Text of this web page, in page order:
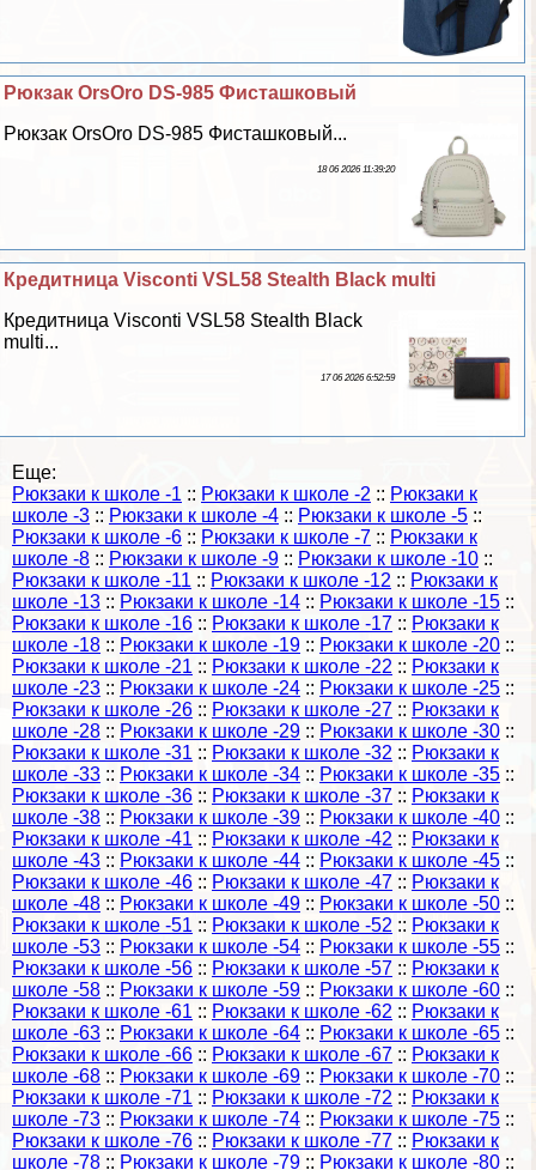
Рюкзак OrsOro DS-985 Фисташковый
Рюкзак OrsOro DS-985 Фисташковый...
18 06 2026 11:39:20
Кредитница Visconti VSL58 Stealth Black multi
Кредитница Visconti VSL58 Stealth Black
multi...
17 06 2026 6:52:59
Еще:
Рюкзаки к школе -1 :: Рюкзаки к школе -2 :: Рюкзаки к
школе -3 :: Рюкзаки к школе -4 :: Рюкзаки к школе -5 ::
Рюкзаки к школе -6 :: Рюкзаки к школе -7 :: Рюкзаки к
школе -8 :: Рюкзаки к школе -9 :: Рюкзаки к школе -10 ::
Рюкзаки к школе -11 :: Рюкзаки к школе -12 :: Рюкзаки к
школе -13 :: Рюкзаки к школе -14 :: Рюкзаки к школе -15 ::
Рюкзаки к школе -16 :: Рюкзаки к школе -17 :: Рюкзаки к
школе -18 :: Рюкзаки к школе -19 :: Рюкзаки к школе -20 ::
Рюкзаки к школе -21 :: Рюкзаки к школе -22 :: Рюкзаки к
школе -23 :: Рюкзаки к школе -24 :: Рюкзаки к школе -25 ::
Рюкзаки к школе -26 :: Рюкзаки к школе -27 :: Рюкзаки к
школе -28 :: Рюкзаки к школе -29 :: Рюкзаки к школе -30 ::
Рюкзаки к школе -31 :: Рюкзаки к школе -32 :: Рюкзаки к
школе -33 :: Рюкзаки к школе -34 :: Рюкзаки к школе -35 ::
Рюкзаки к школе -36 :: Рюкзаки к школе -37 :: Рюкзаки к
школе -38 :: Рюкзаки к школе -39 :: Рюкзаки к школе -40 ::
Рюкзаки к школе -41 :: Рюкзаки к школе -42 :: Рюкзаки к
школе -43 :: Рюкзаки к школе -44 :: Рюкзаки к школе -45 ::
Рюкзаки к школе -46 :: Рюкзаки к школе -47 :: Рюкзаки к
школе -48 :: Рюкзаки к школе -49 :: Рюкзаки к школе -50 ::
Рюкзаки к школе -51 :: Рюкзаки к школе -52 :: Рюкзаки к
школе -53 :: Рюкзаки к школе -54 :: Рюкзаки к школе -55 ::
Рюкзаки к школе -56 :: Рюкзаки к школе -57 :: Рюкзаки к
школе -58 :: Рюкзаки к школе -59 :: Рюкзаки к школе -60 ::
Рюкзаки к школе -61 :: Рюкзаки к школе -62 :: Рюкзаки к
школе -63 :: Рюкзаки к школе -64 :: Рюкзаки к школе -65 ::
Рюкзаки к школе -66 :: Рюкзаки к школе -67 :: Рюкзаки к
школе -68 :: Рюкзаки к школе -69 :: Рюкзаки к школе -70 ::
Рюкзаки к школе -71 :: Рюкзаки к школе -72 :: Рюкзаки к
школе -73 :: Рюкзаки к школе -74 :: Рюкзаки к школе -75 ::
Рюкзаки к школе -76 :: Рюкзаки к школе -77 :: Рюкзаки к
школе -78 :: Рюкзаки к школе -79 :: Рюкзаки к школе -80 ::